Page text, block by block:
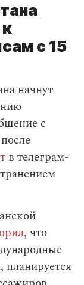
с 15
начнут
с
в телеграм-
, что